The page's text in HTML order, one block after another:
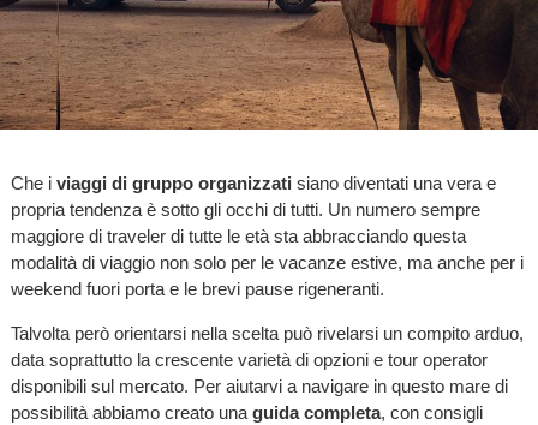
Che i viaggi di gruppo organizzati siano diventati una vera e
propria tendenza è sotto gli occhi di tutti. Un numero sempre
maggiore di traveler di tutte le età sta abbracciando questa
modalità di viaggio non solo per le vacanze estive, ma anche per i
weekend fuori porta e le brevi pause rigeneranti.
Talvolta però orientarsi nella scelta può rivelarsi un compito arduo,
data soprattutto la crescente varietà di opzioni e tour operator
disponibili sul mercato. Per aiutarvi a navigare in questo mare di
possibilità abbiamo creato unaguida completa, con consigli